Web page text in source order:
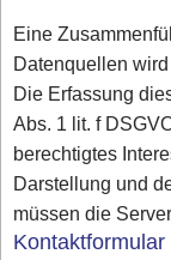
Eine
Datenquellen
Die Erfassung
Abs. 1 lit. f
berechtigtes
Darstellung und
müssen die
Kontaktformular